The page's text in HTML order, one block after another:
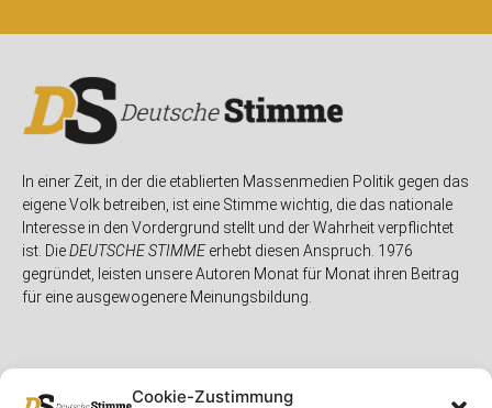
Cookie-Zustimmung
In einer Zeit, in der die etablierten Massenmedien Politik gegen das
eigene Volk betreiben, ist eine Stimme wichtig, die das nationale
Interesse in den Vordergrund stellt und der Wahrheit verpflichtet
ist. DieDEUTSCHE STIMMEerhebt diesen Anspruch. 1976
gegründet, leisten unsere Autoren Monat für Monat ihren Beitrag
für eine ausgewogenere Meinungsbildung.